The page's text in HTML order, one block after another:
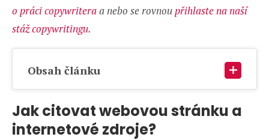
o práci copywriteraa nebo se rovnoupřihlaste na naší
stáž copywritingu.
Obsah článku
Jak citovat webovou stránku a
internetové zdroje?